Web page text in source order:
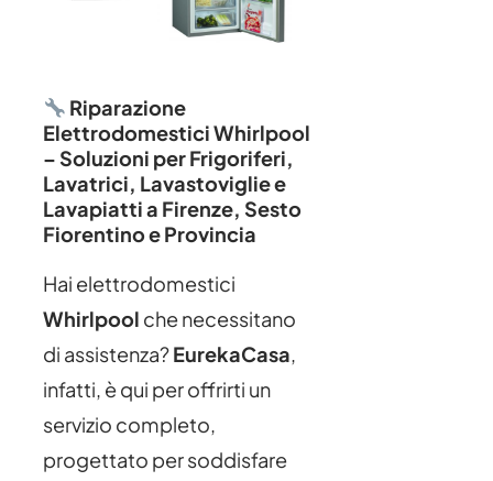
Riparazione
Elettrodomestici Whirlpool
– Soluzioni per Frigoriferi,
Lavatrici, Lavastoviglie e
Lavapiatti a Firenze, Sesto
Fiorentino e Provincia
Hai elettrodomestici
Whirlpool che necessitano
di assistenza?EurekaCasa,
infatti, è qui per offrirti un
servizio completo,
progettato per soddisfare